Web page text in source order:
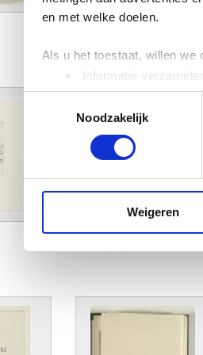
en met welke doelen.
Als u het toestaat, willen we
Informatie
Uw apparaat
Lees meer over hoe uw
media, adverteren en
Noodzakelijk
Weigeren
Gravure
Julius Baltazar